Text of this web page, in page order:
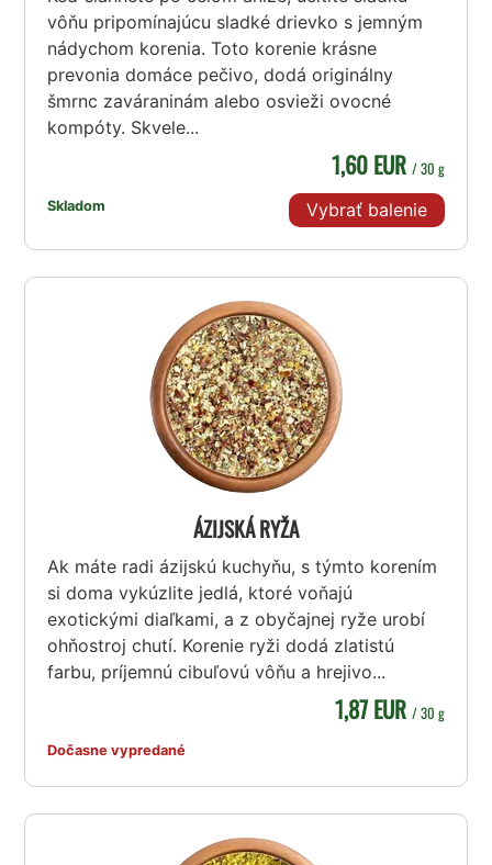
vôňu pripomínajúcu sladké drievko s jemným
nádychom korenia. Toto korenie krásne
prevonia domáce pečivo, dodá originálny
šmrnc zaváraninám alebo osvieži ovocné
kompóty. Skvele...
Skladom
1,60 EUR / 30 g
Vybrať balenie
ÁZIJSKÁ RYŽA
Ak máte radi ázijskú kuchyňu, s týmto korením
si doma vykúzlite jedlá, ktoré voňajú
exotickými diaľkami, a z obyčajnej ryže urobí
ohňostroj chutí. Korenie ryži dodá zlatistú
farbu, príjemnú cibuľovú vôňu a hrejivo...
Dočasne vypredané
1,87 EUR / 30 g